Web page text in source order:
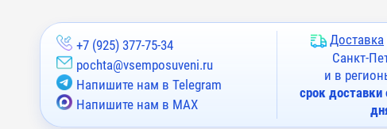
+7 (925) 377-75-34
pochta@vsemposuveni.ru
Напишите нам в Telegram
Напишите нам в MAX
Доставка
Санкт-
и в
срок доставки